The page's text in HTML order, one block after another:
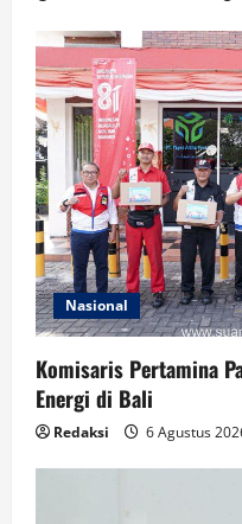
Nasional
Komisaris Pertamina
Energi di Bali
Redaksi 6 Agustus